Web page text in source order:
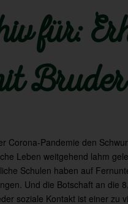
für:
Corona-Pandemie den
Leben weitgehend lahm
Schulen haben auf
Und die Botschaft an die
soziale Kontakt ist einer zu